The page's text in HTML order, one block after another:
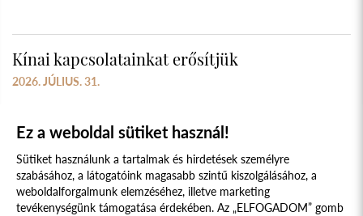
Kínai kapcsolatainkat erősítjük
2026. JÚLIUS. 31.
Ez a weboldal sütiket használ!
Sütiket használunk a tartalmak és hirdetések személyre
szabásához, a látogatóink magasabb szintű kiszolgálásához, a
weboldalforgalmunk elemzéséhez, illetve marketing
tevékenységünk támogatása érdekében. Az „ELFOGADOM” gomb